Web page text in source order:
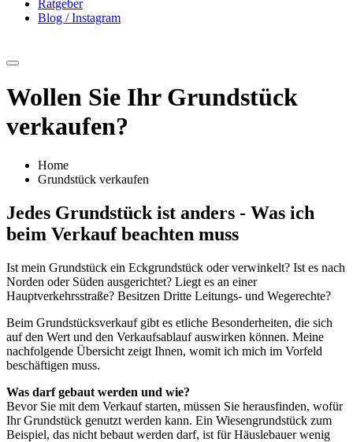
Ratgeber
Blog / Instagram
Wollen Sie Ihr Grundstück
verkaufen?
Home
Grundstück verkaufen
Jedes Grundstück ist anders - Was ich
beim Verkauf beachten muss
Ist mein Grundstück ein Eckgrundstück oder verwinkelt? Ist es nach
Norden oder Süden ausgerichtet? Liegt es an einer
Hauptverkehrsstraße? Besitzen Dritte Leitungs- und Wegerechte?
Beim Grundstücksverkauf gibt es etliche Besonderheiten, die sich
auf den Wert und den Verkaufsablauf auswirken können. Meine
nachfolgende Übersicht zeigt Ihnen, womit ich mich im Vorfeld
beschäftigen muss.
Was darf gebaut werden und wie?
Bevor Sie mit dem Verkauf starten, müssen Sie herausfinden, wofür
Ihr Grundstück genutzt werden kann. Ein Wiesengrundstück zum
Beispiel, das nicht bebaut werden darf, ist für Häuslebauer wenig